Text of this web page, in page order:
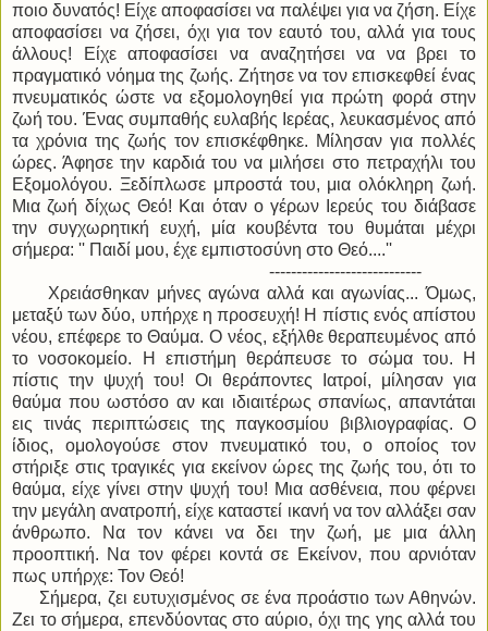
ποιο δυνατός! Είχε αποφασίσει να παλέψει για να ζήση. Είχε
αποφασίσει να ζήσει, όχι για τον εαυτό του, αλλά για τους
άλλους! Είχε αποφασίσει να αναζητήσει να να βρει το
πραγματικό νόημα της ζωής. Ζήτησε να τον επισκεφθεί ένας
πνευματικός ώστε να εξομολογηθεί για πρώτη φορά στην
ζωή του. Ένας συμπαθής ευλαβής Ιερέας, λευκασμένος από
τα χρόνια της ζωής τον επισκέφθηκε. Μίλησαν για πολλές
ώρες. Άφησε την καρδιά του να μιλήσει στο πετραχήλι του
Εξομολόγου. Ξεδίπλωσε μπροστά του, μια ολόκληρη ζωή.
Μια ζωή δίχως Θεό! Και όταν ο γέρων Ιερεύς του διάβασε
την συγχωρητική ευχή, μία κουβέντα του θυμάται μέχρι
σήμερα: '' Παιδί μου, έχε εμπιστοσύνη στο Θεό....''
----------------------------
Χρειάσθηκαν μήνες αγώνα αλλά και αγωνίας... Όμως,
μεταξύ των δύο, υπήρχε η προσευχή! Η πίστις ενός απίστου
νέου, επέφερε το Θαύμα. Ο νέος, εξήλθε θεραπευμένος από
το νοσοκομείο. Η επιστήμη θεράπευσε το σώμα του. Η
πίστις την ψυχή του! Οι θεράποντες Ιατροί, μίλησαν για
θαύμα που ωστόσο αν και ιδιαιτέρως σπανίως, απαντάται
εις τινάς περιπτώσεις της παγκοσμίου βιβλιογραφίας. Ο
ίδιος, ομολογούσε στον πνευματικό του, ο οποίος τον
στήριξε στις τραγικές για εκείνον ώρες της ζωής του, ότι το
θαύμα, είχε γίνει στην ψυχή του! Μια ασθένεια, που φέρνει
την μεγάλη ανατροπή, είχε καταστεί ικανή να τον αλλάξει σαν
άνθρωπο. Να τον κάνει να δει την ζωή, με μια άλλη
προοπτική. Να τον φέρει κοντά σε Εκείνον, που αρνιόταν
πως υπήρχε: Τον Θεό!
Σήμερα, ζει ευτυχισμένος σε ένα προάστιο των Αθηνών.
Ζει το σήμερα, επενδύοντας στο αύριο, όχι της γης αλλά του